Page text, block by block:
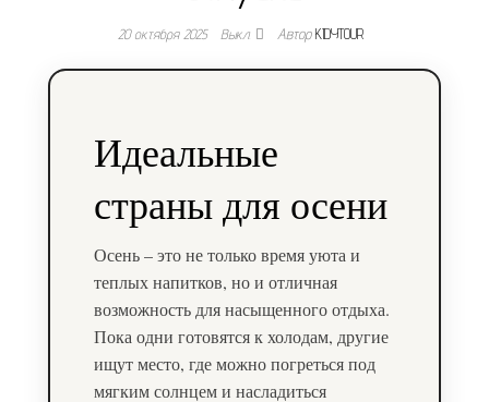
20 октября 2025 Выкл. АвторKIDYTOUR
Идеальные
страны для осени
Осень – это не только время уюта и
теплых напитков, но и отличная
возможность для насыщенного отдыха.
Пока одни готовятся к холодам, другие
ищут место, где можно погреться под
мягким солнцем и насладиться